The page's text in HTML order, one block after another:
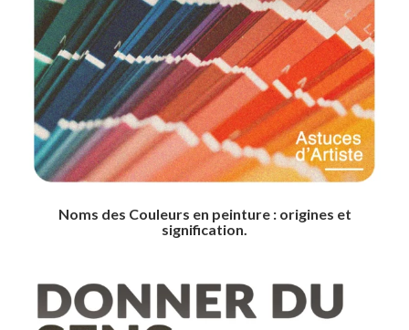
Noms des Couleurs en peinture : origines et
signification.